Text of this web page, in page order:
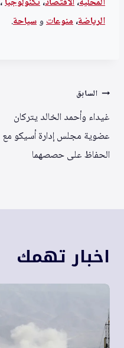
الرياضة،منوعاتوسياحة.
تصفّح
المقالات
السابق
غيداء وأحمد الخالد يتركان
عضوية مجلس إدارة أسيكو مع
الحفاظ على حصصهما
اخبار تهمك